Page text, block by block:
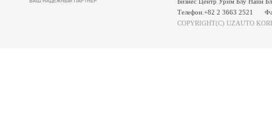
Телефон.+82 2 3663 2521
COPYRIGHT(C) UZAUTO